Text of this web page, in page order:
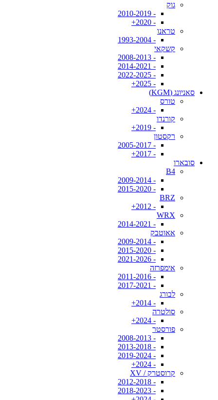
גוק
- 2010-2019
- 2020+
טראנו
- 1993-2004
קשקאי
- 2008-2013
- 2014-2021
- 2022-2025
- 2025+
סאניונג (KGM)
טורס
- 2024+
קורנדו
- 2019+
רקסטון
- 2005-2017
- 2017+
סובארו
B4
- 2009-2014
- 2015-2020
BRZ
- 2012+
WRX
- 2014-2021
אאוטבק
- 2009-2014
- 2015-2020
- 2021-2026
אימפרזה
- 2011-2016
- 2017-2021
לבורג
- 2014+
סולטרה
- 2024+
פורסטר
- 2008-2013
- 2013-2018
- 2019-2024
- 2024+
קרוסטרק / XV
- 2012-2018
- 2018-2023